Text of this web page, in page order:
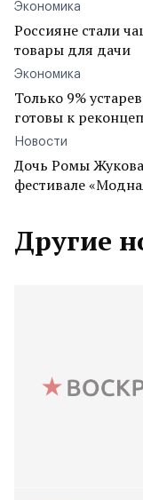
Экономика
Россияне стали
товары для дачи
Экономика
Только 9%
готовы к
Новости
Дочь Ромы
фестивале
Другие